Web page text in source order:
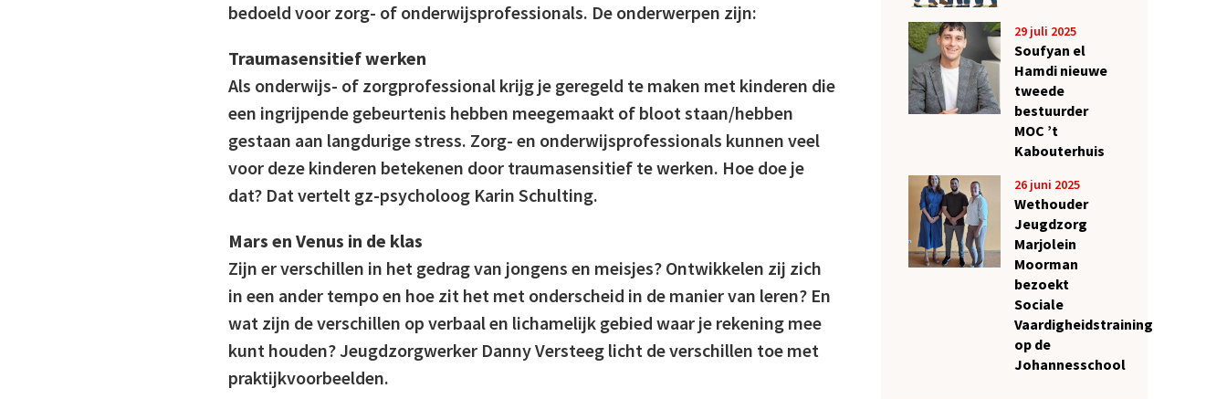
bedoeld voor zorg- of onderwijsprofessionals. De onderwerpen zijn:
Traumasensitief werken
Als onderwijs- of zorgprofessional krijg je geregeld te maken met kinderen die
een ingrijpende gebeurtenis hebben meegemaakt of bloot staan/hebben
gestaan aan langdurige stress. Zorg- en onderwijsprofessionals kunnen veel
voor deze kinderen betekenen door traumasensitief te werken. Hoe doe je
dat? Dat vertelt gz-psycholoog Karin Schulting.
Mars en Venus in de klas
Zijn er verschillen in het gedrag van jongens en meisjes? Ontwikkelen zij zich
in een ander tempo en hoe zit het met onderscheid in de manier van leren? En
wat zijn de verschillen op verbaal en lichamelijk gebied waar je rekening mee
kunt houden? Jeugdzorgwerker Danny Versteeg licht de verschillen toe met
praktijkvoorbeelden.
29 juli 2025
Soufyan el
Hamdi nieuwe
tweede
bestuurder
MOC ’t
Kabouterhuis
26 juni 2025
Wethouder
Jeugdzorg
Marjolein
Moorman
bezoekt
Sociale
Vaardigheidstraining
op de
Johannesschool